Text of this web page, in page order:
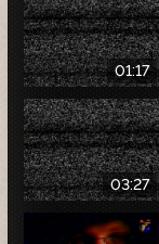
01:17
03:27